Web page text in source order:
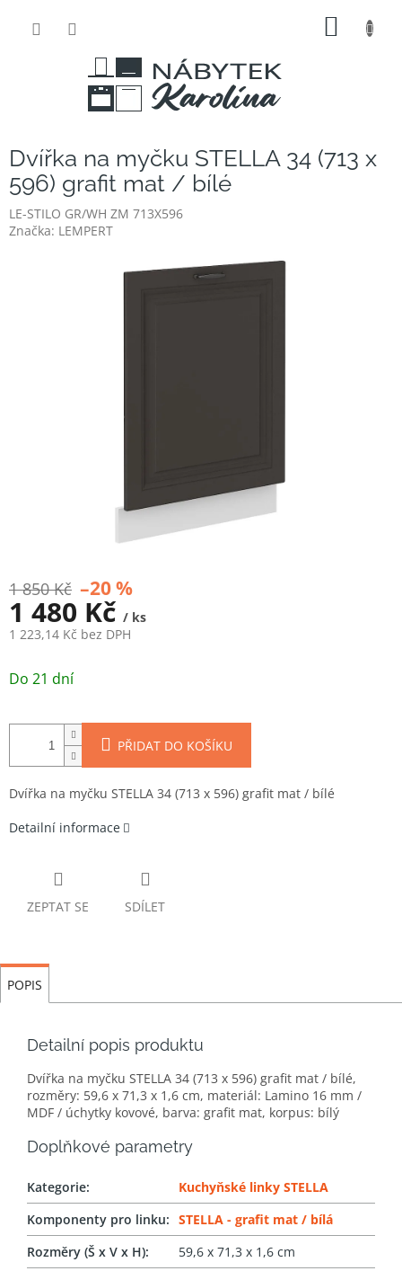
Dvířka na myčku STELLA 34 (713 x
596) grafit mat / bílé
LE-STILO GR/WH ZM 713X596
Značka: LEMPERT
1 850 Kč –20 %
1 480 Kč / ks
1 223,14 Kč bez DPH
cena:
Do 21 dní
PŘIDAT DO KOŠÍKU
Dvířka na myčku STELLA 34 (713 x 596) grafit mat / bílé
Detailní informace
ZEPTAT SE SDÍLET
POPIS
Detailní popis produktu
Dvířka na myčku STELLA 34 (713 x 596) grafit mat / bílé,
rozměry: 59,6 x 71,3 x 1,6 cm, materiál: Lamino 16 mm /
MDF / úchytky kovové, barva: grafit mat, korpus: bílý
Doplňkové parametry
Kategorie:
Kuchyňské linky STELLA
Komponenty pro linku: STELLA - grafit mat / bílá
Rozměry (Š x V x H): 59,6 x 71,3 x 1,6 cm